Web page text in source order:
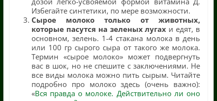
Избегайте синтетики, по мере возможности.
Сырое молоко только от животных,
которые пасутся на зеленых лугах и едят, в
основном, зелень. 1-4 стакана молока в день
или 100 гр сырого сыра от такого же молока.
Термин «сырое молоко» может подвергнуть
вас в шок, но не спешите с заключениями. Не
все виды молока можно пить сырым. Читайте
подробно про молоко здесь (очень важно):
«Вся правда о молоке. Действительно ли оно